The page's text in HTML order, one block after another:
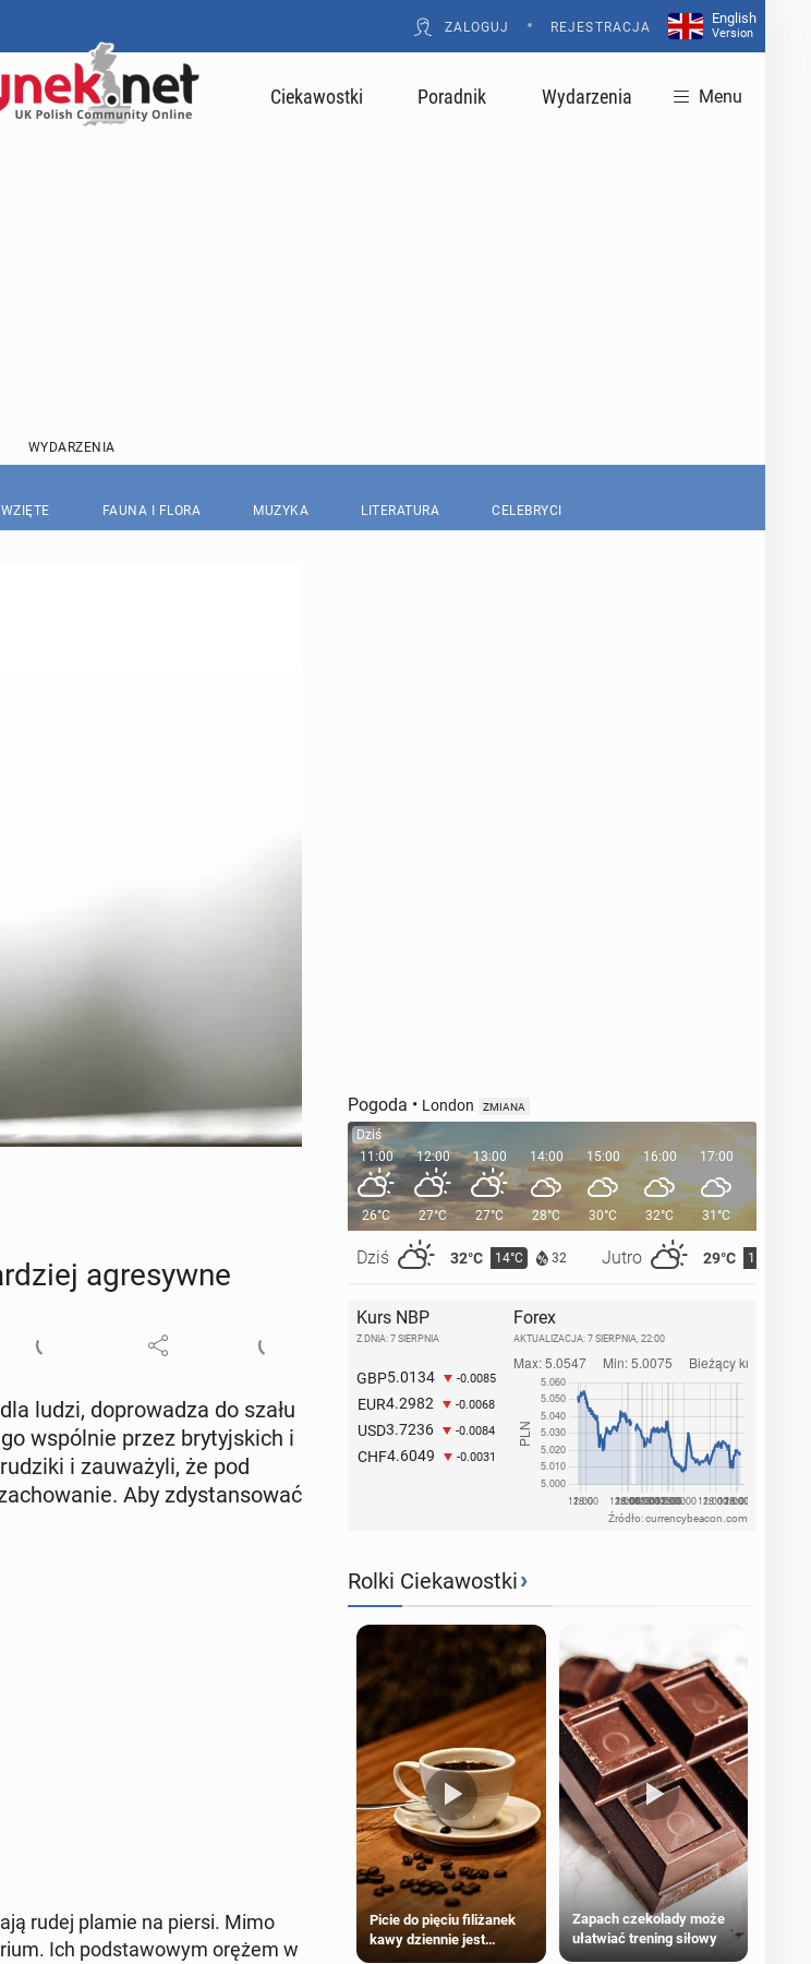
ZALOGUJ • REJESTRACJA
English
Version
Ciekawostki Poradnik Wydarzenia Menu
WYDARZENIA
FAUNA I FLORA MUZYKA LITERATURA CELEBRYCI
agre­syw­ne
ludzi, do­pro­wa­dza do szału
wspól­nie przez bry­tyj­skich i
i za­uwa­ży­li, że pod
Aby zdy­stan­so­wać
rudej plamie na piersi. Mimo
Ich pod­sta­wo­wym orężem w
Pogoda • London ZMIANA
Dziś
11:00
26°C
Dziś 32°C 14°C 32 Jutro 29°C 15°C
12:00
27°C
13:00
27°C
14:00
28°C
15:00
30°C
16:00
32°C
17:00
31°C
18:00
Kurs NBP
Z DNIA: 7 SIERPNIA
GBP5.0134 -0.0085
EUR4.2982 -0.0068
USD3.7236 -0.0084
CHF4.6049 -0.0031
Forex
AKTUALIZACJA: 7 SIERPNIA, 22:00
Źródło: currencybeacon.com
Rolki Ciekawostki›
Picie do pięciu filiżanek
kawy dziennie jest
Zapach czekolady może
ułatwiać trening siłowy